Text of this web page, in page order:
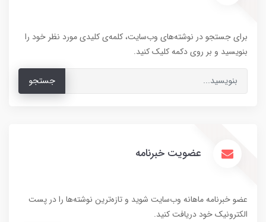
برای جستجو در نوشته‌های وب‌سایت، کلمه‌ی کلیدی مورد نظر خود را
بنویسید و بر روی دکمه کلیک کنید.
جستجو
عضویت خبرنامه
عضو خبرنامه ماهانه وب‌سایت شوید و تازه‌ترین نوشته‌ها را در پست
الکترونیک خود دریافت کنید.